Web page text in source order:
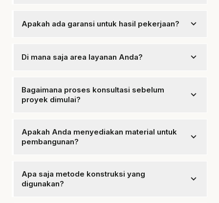
proyek, umumnya antara 1-3 bulan.
Apakah ada garansi untuk hasil pekerjaan? expand_more
Di mana saja area layanan Anda? expand_more
sekitarnya.
Bagaimana proses konsultasi sebelum
proyek dimulai?
expand_more
memahami kebutuhan Anda.
Apakah Anda menyediakan material untuk
pembangunan?
expand_more
Apa saja metode konstruksi yang
digunakan?
expand_more